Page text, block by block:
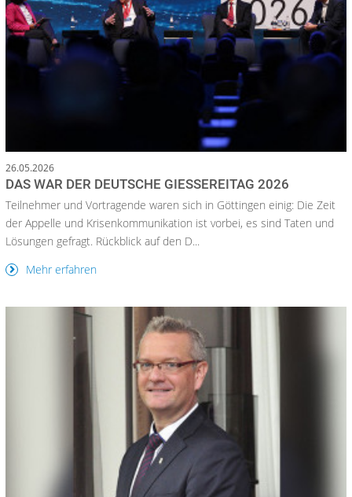
26.05.2026
DAS WAR DER DEUTSCHE GIESSEREITAG 2026
Teilnehmer und Vortragende waren sich in Göttingen einig: Die Zeit
der Appelle und Krisenkommunikation ist vorbei, es sind Taten und
Lösungen gefragt. Rückblick auf den D...
Mehr erfahren